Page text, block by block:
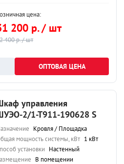
цена:
200 р. / шт
400 р. / шт
ОПТОВАЯ ЦЕНА
управления
2/1-Т911-190628 S
Кровля / Площадка
мощность системы, кВт 1 кВт
установки Настенный
В помещении